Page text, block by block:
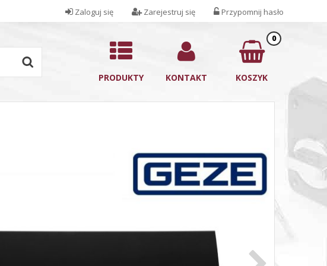
Przypomnij hasło
Zarejestruj się
Zaloguj się
PRODUKTY KONTAKT
0
KOSZYK